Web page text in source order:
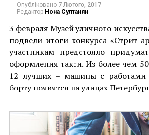
Опубліковано 7 Лютого, 2017
Редактор Нона Султанян
3 февраля Музей уличного
подвели итоги конкурса «Стрит-
участникам предстояло
оформления такси. Из более чем
12 лучших – машины с работами
борту появятся на улицах